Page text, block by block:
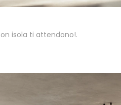
isola ti attendono!.